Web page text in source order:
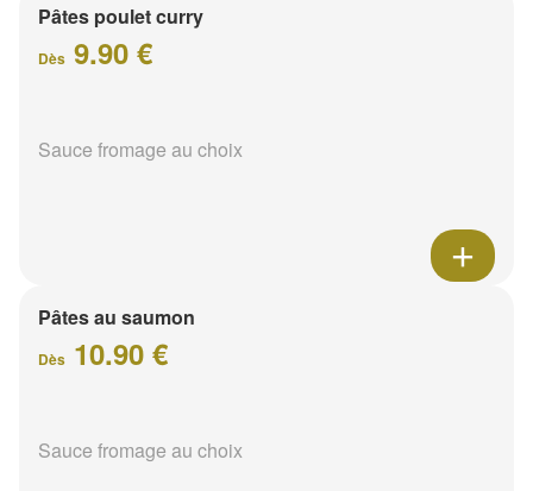
Pâtes poulet curry
Dès 9.90 €
Sauce fromage au choix
Pâtes au saumon
Dès 10.90 €
Sauce fromage au choix